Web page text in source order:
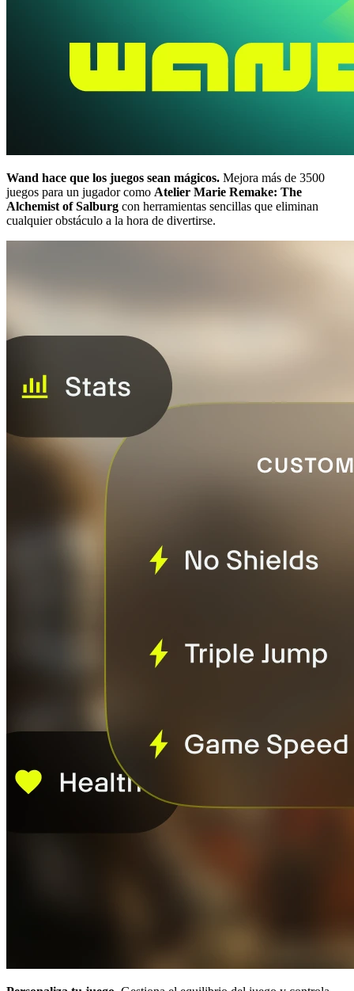
Wand hace que los juegos sean mágicos. Mejora más de 3500
juegos para un jugador como Atelier Marie Remake: The
Alchemist of Salburg con herramientas sencillas que eliminan
cualquier obstáculo a la hora de divertirse.